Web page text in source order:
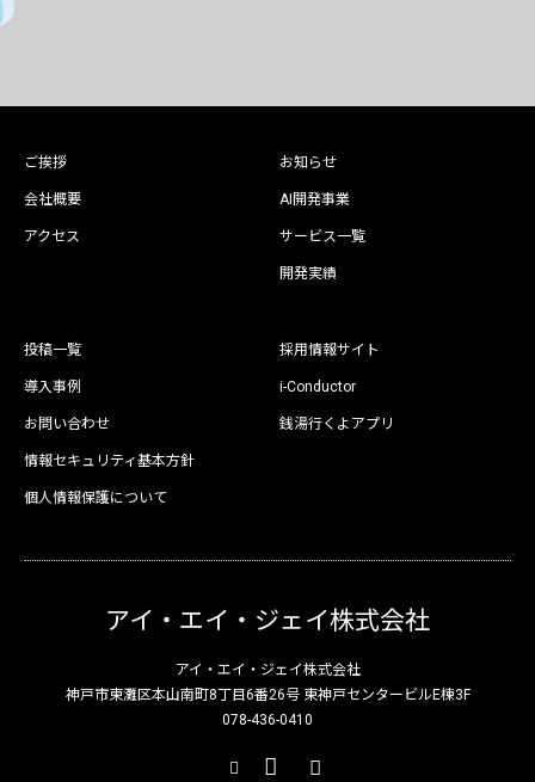
ご挨拶
会社概要
アクセス
お知らせ
AI開発事業
サービス一覧
開発実績
投稿一覧
導入事例
お問い合わせ
情報セキュリティ基本方針
個人情報保護について
採用情報サイト
i-Conductor
銭湯行くよアプリ
アイ・エイ・ジェイ株式会社
アイ・エイ・ジェイ株式会社
神戸市東灘区本山南町8丁目6番26号 東神戸センタービルE棟3F
078-436-0410